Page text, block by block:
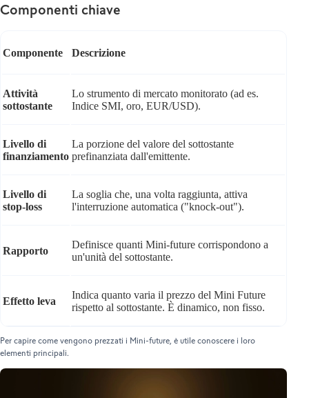
Componenti chiave
Componente Descrizione
Attività
sottostante
Lo strumento di mercato monitorato (ad es.
Indice SMI, oro, EUR/USD).
Livello di
finanziamento
La porzione del valore del sottostante
prefinanziata dall'emittente.
Livello di
stop-loss
La soglia che, una volta raggiunta, attiva
l'interruzione automatica ("knock-out").
Rapporto
Definisce quanti Mini-future corrispondono a
un'unità del sottostante.
Effetto leva
Indica quanto varia il prezzo del Mini Future
rispetto al sottostante. È dinamico, non fisso.
Per capire come vengono prezzati i Mini-future, è utile conoscere i loro
elementi principali.